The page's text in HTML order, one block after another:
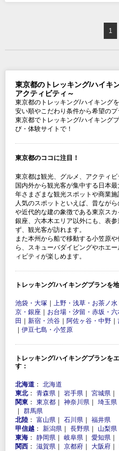
1
東京都のトレッキング/ハイキ
アクティビティ～
東京都のトレッキング/ハイキング
安い順やこだわり条件から希望のプ
東京都でトレッキング/ハイキング
び・体験サイトで！
東京都のココに注目！
東京都は観光、グルメ、アクティビ
国内外から観光客が集中する日本
年さまざまな観光スポットや商業施
人気のスポットといえば、昔なが
や近代的な建の象徴である東京スカ
銀座、六本木エリア以外にも、表
ず、観光客が訪れます。
また本州から船で移動する小笠原
ら、スキューバダイビングやホエ
ィビティが楽しめます。
トレッキング/ハイキングプランを
池袋・大塚 ｜ 上野・浅草・お茶ノ水
京・銀座 ｜ お台場・汐留・赤坂・六
田 ｜ 新宿・渋谷 ｜ 阿佐ヶ谷・中野 ｜
｜ 伊豆七島・小笠原
トレッキング/ハイキングプランを
す：
北海道 ： 北海道
東北： 青森県 ｜ 岩手県 ｜ 宮城県 ｜
関東 ： 東京都 ｜ 神奈川県 ｜ 埼玉県
｜ 群馬県
北陸 ： 富山県 ｜ 石川県 ｜ 福井県
甲信越 ： 新潟県 ｜ 長野県 ｜ 山梨県
東海 ： 静岡県 ｜ 岐阜県 ｜ 愛知県 ｜
関西 ： 滋賀県 ｜ 京都府 ｜ 大阪府 ｜